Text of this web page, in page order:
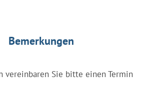
Bemerkungen
vereinbaren Sie bitte einen Termin